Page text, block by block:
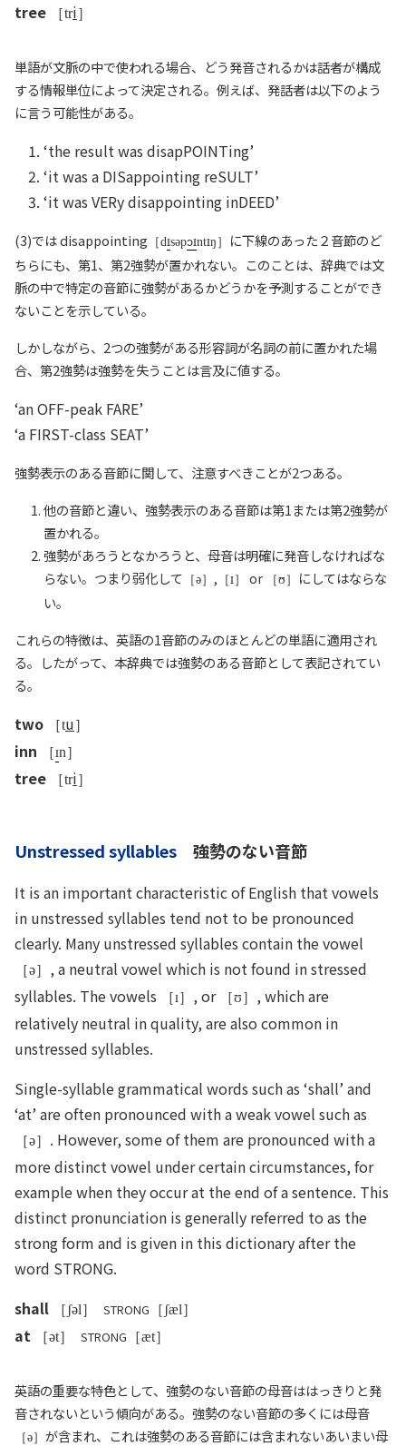
tree ［tri］
単語が文脈の中で使われる場合、どう発音されるかは話者が構成
する情報単位によって決定される。例えば、発話者は以下のよう
に言う可能性がある。
‘the result was disapPOINTing’
‘it was a DISappointing reSULT’
‘it was VERy disappointing inDEED’
(3)ではdisappointing ［d səpɔ nt ŋ］
に下線のあった２音節のど
ちらにも、第1、第2強勢が置かれない。このことは、辞典では文
脈の中で特定の音節に強勢があるかどうかを予測することができ
ないことを示している。
しかしながら、2つの強勢がある形容詞が名詞の前に置かれた場
合、第2強勢は強勢を失うことは言及に値する。
‘an OFF-peak FARE’
‘a FIRST-class SEAT’
強勢表示のある音節に関して、注意すべきことが2つある。
他の音節と違い、強勢表示のある音節は第1または第2強勢が
置かれる。
強勢があろうとなかろうと、母音は明確に発音しなければな
らない。つまり弱化して ［ə］ , ［ ］ or ［ʊ］
にしてはならな
い。
これらの特徴は、英語の1音節のみのほとんどの単語に適用され
る。したがって、本辞典では強勢のある音節として表記されてい
る。
two ［tu］
inn ［ n］
tree ［tri］
Unstressed syllables 強勢のない音節
It is an important characteristic of English that vowels
in unstressed syllables tend not to be pronounced
clearly. Many unstressed syllables contain the vowel
［ə］ , a neutral vowel which is not found in stressed
syllables. The vowels
［ ］ , or ［ʊ］ , which are
relatively neutral in quality, are also common in
unstressed syllables.
Single-syllable grammatical words such as ‘shall’ and
‘at’ are often pronounced with a weak vowel such as
［ə］ . However, some of them are pronounced with a
more distinct vowel under certain circumstances, for
example when they occur at the end of a sentence. This
distinct pronunciation is generally referred to as the
strong form and is given in this dictionary after the
word STRONG.
shall
［ʃəl］ STRONG ［ʃæl］
at ［ət］ STRONG ［æt］
英語の重要な特色として、強勢のない音節の母音ははっきりと発
音されないという傾向がある。強勢のない音節の多くには母音
［ə］ が含まれ、これは強勢のある音節には含まれないあいまい母